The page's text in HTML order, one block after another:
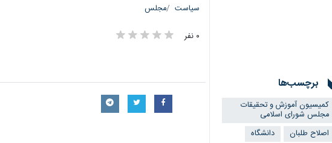
سیاست مجلس
۰ نفر
برچسب‌ها
کمیسیون آموزش و تحقیقات
مجلس شورای اسلامی
اصلاح طلبان
دانشگاه